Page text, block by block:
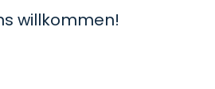
willkommen!